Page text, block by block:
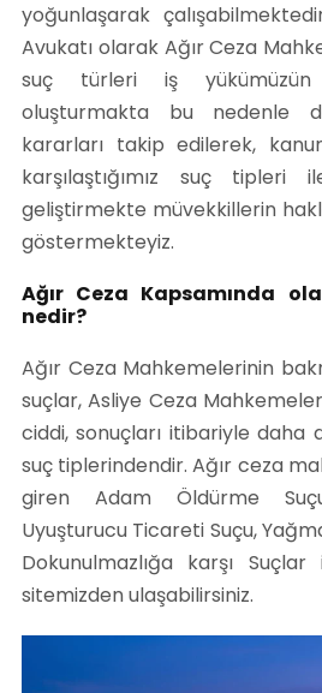
yoğunlaşarak
Avukatı olarak Ağır Ceza
suç türleri iş yükümüzün
oluşturmakta bu nedenle
kararları takip edilerek,
karşılaştığımız suç tipleri
geliştirmekte müvekkillerin
göstermekteyiz.
Ağır Ceza Kapsamında
nedir?
Ağır Ceza Mahkemelerinin
suçlar, Asliye Ceza
ciddi, sonuçları itibariyle daha
suç tiplerindendir. Ağır ceza
giren Adam Öldürme
Uyuşturucu Ticareti Suçu,
Dokunulmazlığa karşı Suçlar
sitemizden ulaşabilirsiniz.